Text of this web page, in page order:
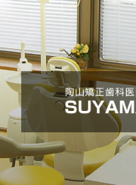
コ
ン
ン
ツ
ス
キ
ッ
プ